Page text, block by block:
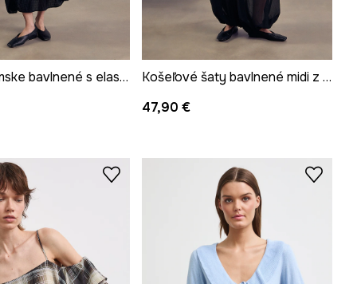
Tričko dámske bavlnené s elastanom z kolekcie Mythical Creatures
Košeľové šaty bavlnené midi z kolekcie Mythical Creatures
47,90 €